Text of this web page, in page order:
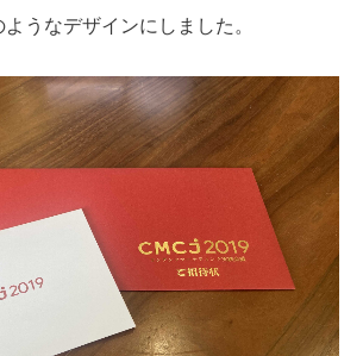
うなデザインにしました。